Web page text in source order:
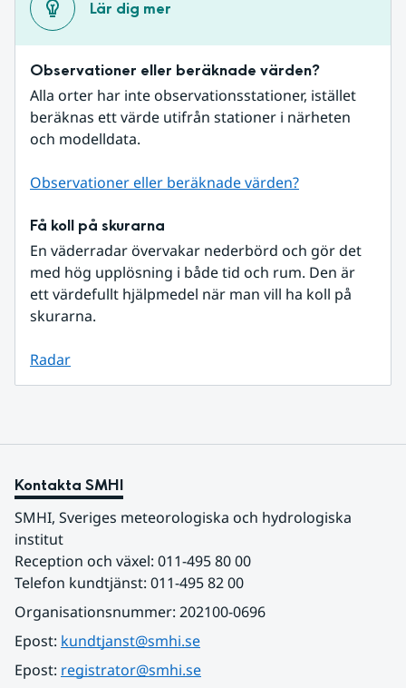
Lär dig mer
Observationer eller beräknade värden?
Alla orter har inte observationsstationer, istället
beräknas ett värde utifrån stationer i närheten
och modelldata.
Observationer eller beräknade värden?
Få koll på skurarna
En väderradar övervakar nederbörd och gör det
med hög upplösning i både tid och rum. Den är
ett värdefullt hjälpmedel när man vill ha koll på
skurarna.
Radar
Kontakta SMHI
SMHI, Sveriges meteorologiska och hydrologiska
institut
Reception och växel: 011-495 80 00
Telefon kundtjänst: 011-495 82 00
Organisationsnummer: 202100-0696
Epost: kundtjanst@smhi.se
Epost: registrator@smhi.se